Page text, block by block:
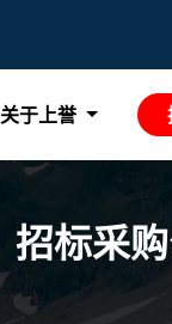
关于上誉
招标采